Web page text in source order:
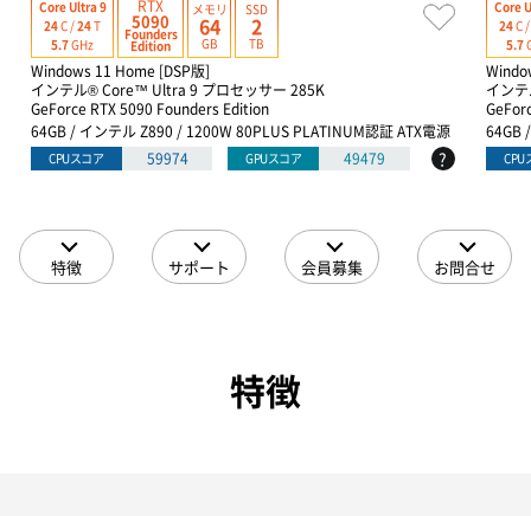
Core Ultra 9
24C /24T
5.7GHz
RTX
5090
Founders
Edition
メモリ
64
GB
SSD
2
TB
Windows 11 Home [DSP版]
インテル® Core™ Ultra 9 プロセッサー 285K
GeForce RTX 5090 Founders Edition
64GB / インテル Z890 / 1200W 80PLUS PLATINUM認証 ATX電源
CPUスコア 59974 GPUスコア 49479 ?
Core
24C /
5.7
イン
64GB
CPU
特徴 サポート 会員募集 お問合せ
特徴